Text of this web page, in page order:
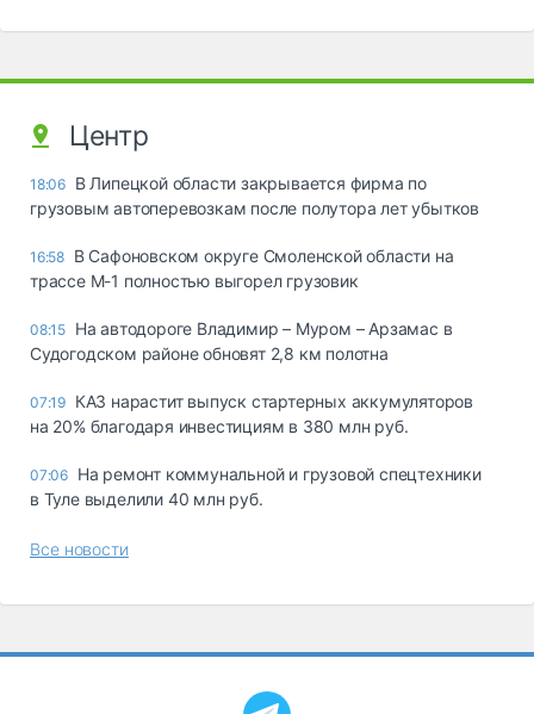
Центр
18:06 В Липецкой области закрывается фирма по
грузовым автоперевозкам после полутора лет убытков
16:58 В Сафоновском округе Смоленской области на
трассе М-1 полностью выгорел грузовик
08:15 На автодороге Владимир – Муром – Арзамас в
Судогодском районе обновят 2,8 км полотна
07:19 КАЗ нарастит выпуск стартерных аккумуляторов
на 20% благодаря инвестициям в 380 млн руб.
07:06 На ремонт коммунальной и грузовой спецтехники
в Туле выделили 40 млн руб.
Все новости